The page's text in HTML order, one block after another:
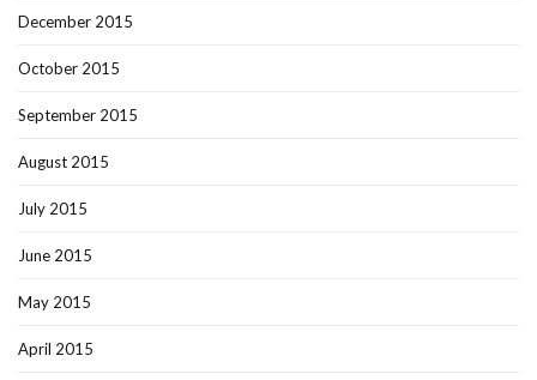
December 2015
October 2015
September 2015
August 2015
July 2015
June 2015
May 2015
April 2015